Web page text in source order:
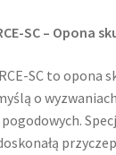
SC – Opona
SC to opona
o